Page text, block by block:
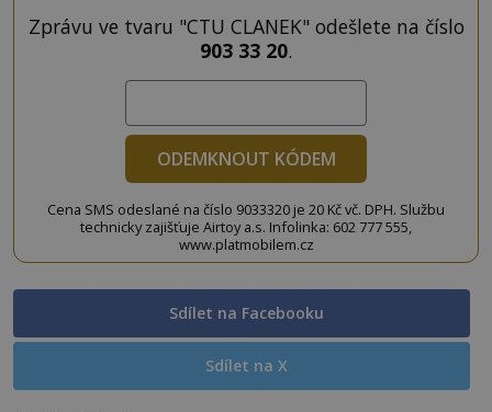
Zprávu ve tvaru "CTU CLANEK" odešlete na číslo
903 33 20.
ODEMKNOUT KÓDEM
Cena SMS odeslané na číslo 9033320 je 20 Kč vč. DPH. Službu
technicky zajišťuje Airtoy a.s. Infolinka: 602 777 555,
www.platmobilem.cz
Sdílet na Facebooku
Sdílet na X